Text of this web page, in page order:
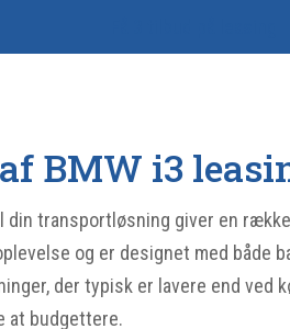
BMW i3
din transportløsning giver en
og er designet med både
der typisk er lavere end ved
at budgettere.